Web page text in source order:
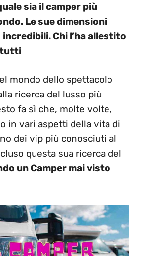
sia il camper più
Le sue dimensioni
Chi l’ha allestito
tutti
mondo dello spettacolo
ricerca del lusso più
fa sì che, molte volte,
in vari aspetti della vita di
dei vip più conosciuti al
questa sua ricerca del
un Camper mai visto